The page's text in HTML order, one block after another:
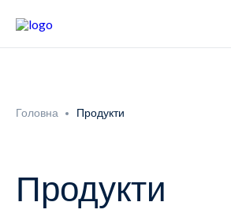
Новини
Головна Продукти
Продукти